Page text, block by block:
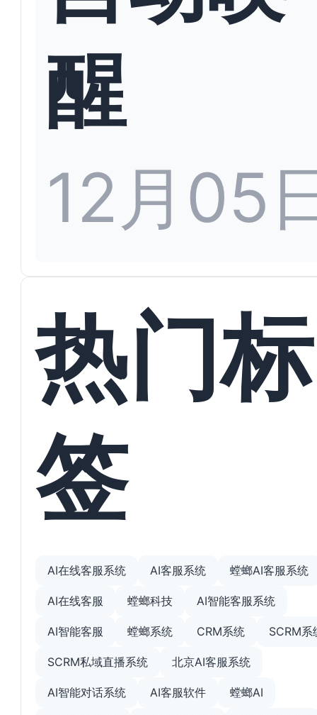
醒
12月05
热门标
签
AI在线客服系统 AI客服系统 螳螂AI客服系统
AI在线客服 螳螂科技 AI智能客服系统
AI智能客服 螳螂系统 CRM系统 SCRM系
SCRM私域直播系统 北京AI客服系统
AI智能对话系统 AI客服软件 螳螂AI